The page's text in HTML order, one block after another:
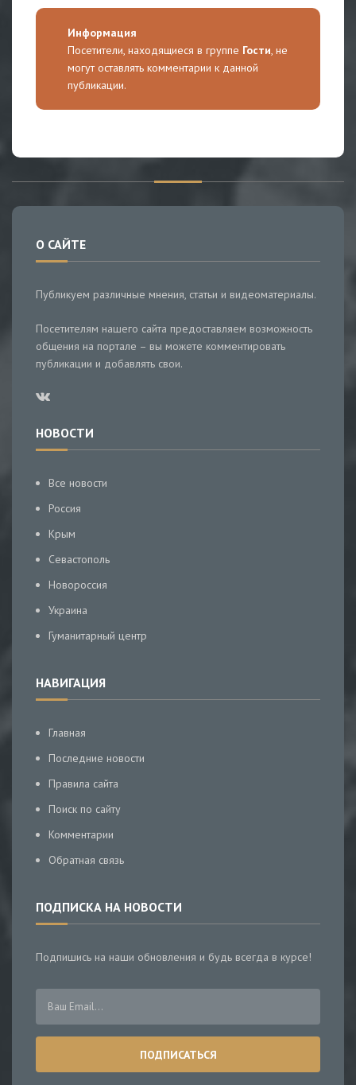
Информация
Посетители, находящиеся в группе Гости, не
могут оставлять комментарии к данной
публикации.
О САЙТЕ
Публикуем различные мнения, статьи и видеоматериалы.
Посетителям нашего сайта предоставляем возможность
общения на портале – вы можете комментировать
публикации и добавлять свои.
НОВОСТИ
Все новости
Россия
Крым
Севастополь
Новороссия
Украина
Гуманитарный центр
НАВИГАЦИЯ
Главная
Последние новости
Правила сайта
Поиск по сайту
Комментарии
Обратная связь
ПОДПИСКА НА НОВОСТИ
Подпишись на наши обновления и будь всегда в курсе!